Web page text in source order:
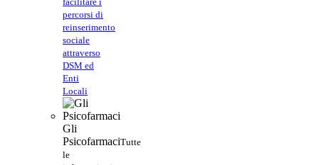
percorsi di
reinserimento
sociale
attraverso
DSM ed
Enti
Locali
Gli
PsicofarmaciTutte
le